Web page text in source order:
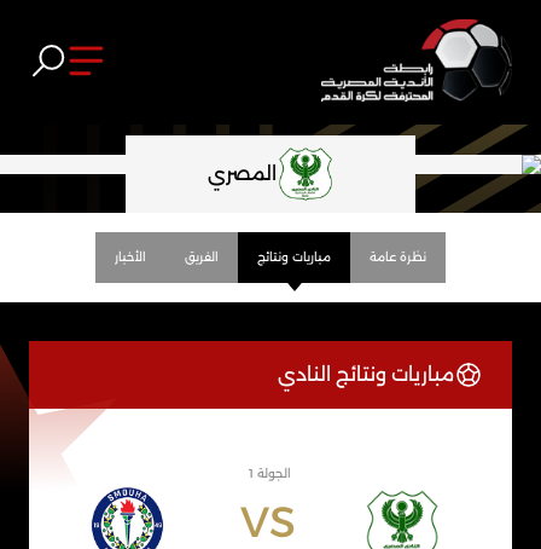
المصري
نظرة عامة مباريات ونتائج الفريق الأخبار
مباريات ونتائج النادي
VS
الجولة 1